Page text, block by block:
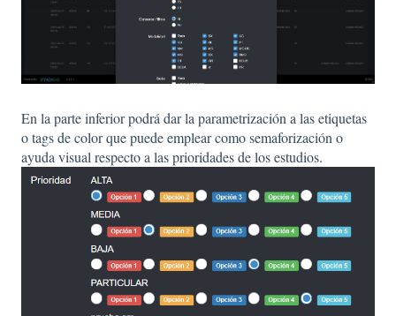
En la parte inferior podrá dar la parametrización a las etiquetas
o tags de color que puede emplear como semaforización o
ayuda visual respecto a las prioridades de los estudios.